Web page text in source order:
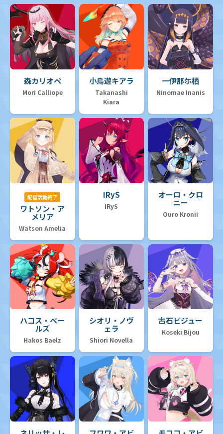
森カリオペ
Mori Calliope
小鳥遊キアラ
Takanashi
Kiara
一伊那尓栖
Ninomae Inanis
配信活動終了
ワトソン・ア
メリア
Watson Amelia
IRyS
IRyS
オーロ・クロ
ニー
Ouro Kronii
ハコス・ベー
ルズ
Hakos Baelz
シオリ・ノヴ
ェラ
Shiori Novella
古石ビジュー
Koseki Bijou